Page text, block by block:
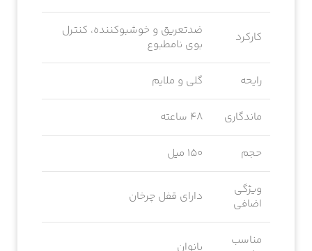
کارکرد
ضدتعریق و خوشبوکننده، کنترل
بوی نامطبوع
رایحه گلی و ملایم
ماندگاری ۴۸ ساعته
حجم 150 میل
ویژگی
اضافی
دارای قفل چرخان
مناسب
بانوان